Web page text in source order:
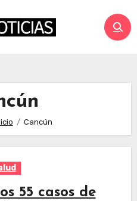
Cancún
55 casos de